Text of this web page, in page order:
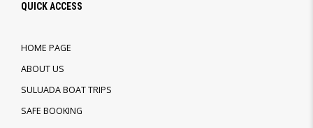
QUICK ACCESS
HOME PAGE
ABOUT US
SULUADA BOAT TRIPS
SAFE BOOKING